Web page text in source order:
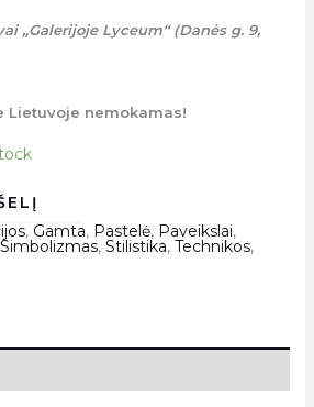
„Galerijoje Lyceum“ (Danės g. 9,
Lietuvoje nemokamas!
, Gamta, Pastelė, Paveikslai,
Simbolizmas, Stilistika, Technikos,